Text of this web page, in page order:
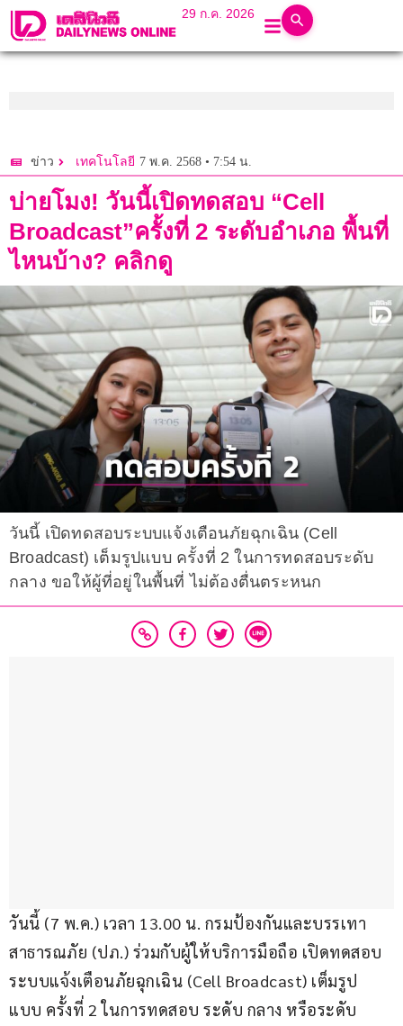
29 ก.ค. 2026
ข่าว เทคโนโลยี 7 พ.ค. 2568 • 7:54 น.
บ่ายโมง! วันนี้เปิดทดสอบ “Cell
Broadcast”ครั้งที่ 2 ระดับอำเภอ พื้นที่
ไหนบ้าง? คลิกดู
วันนี้ เปิดทดสอบระบบแจ้งเตือนภัยฉุกเฉิน (Cell
Broadcast) เต็มรูปแบบ ครั้งที่ 2 ในการทดสอบระดับ
กลาง ขอให้ผู้ที่อยู่ในพื้นที่ ไม่ต้องตื่นตระหนก
วันนี้ (7 พ.ค.) เวลา 13.00 น. กรมป้องกันและบรรเทา
สาธารณภัย (ปภ.) ร่วมกับผู้ให้บริการมือถือ เปิดทดสอบ
ระบบแจ้งเตือนภัยฉุกเฉิน (Cell Broadcast) เต็มรูป
แบบ ครั้งที่ 2 ในการทดสอบ ระดับ กลาง หรือระดับ